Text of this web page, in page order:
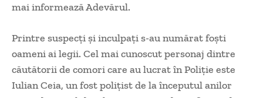
mai informează Adevărul.
Printre suspecţi şi inculpaţi s-au numărat foşti
oameni ai legii. Cel mai cunoscut personaj dintre
căutătorii de comori care au lucrat în Poliţie este
Iulian Ceia, un fost poliţist de la începutul anilor